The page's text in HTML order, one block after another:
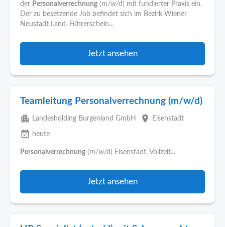
der Personalverrechnung (m/w/d) mit fundierter Praxis ein.
Der zu besetzende Job befindet sich im Bezirk Wiener
Neustadt Land. Führerschein...
Jetzt ansehen
Teamleitung Personalverrechnung (m/w/d)
apartment Landesholding Burgenland GmbH place Eisenstadt
event_available heute
Personalverrechnung (m/w/d) Eisenstadt, Vollzeit...
Jetzt ansehen